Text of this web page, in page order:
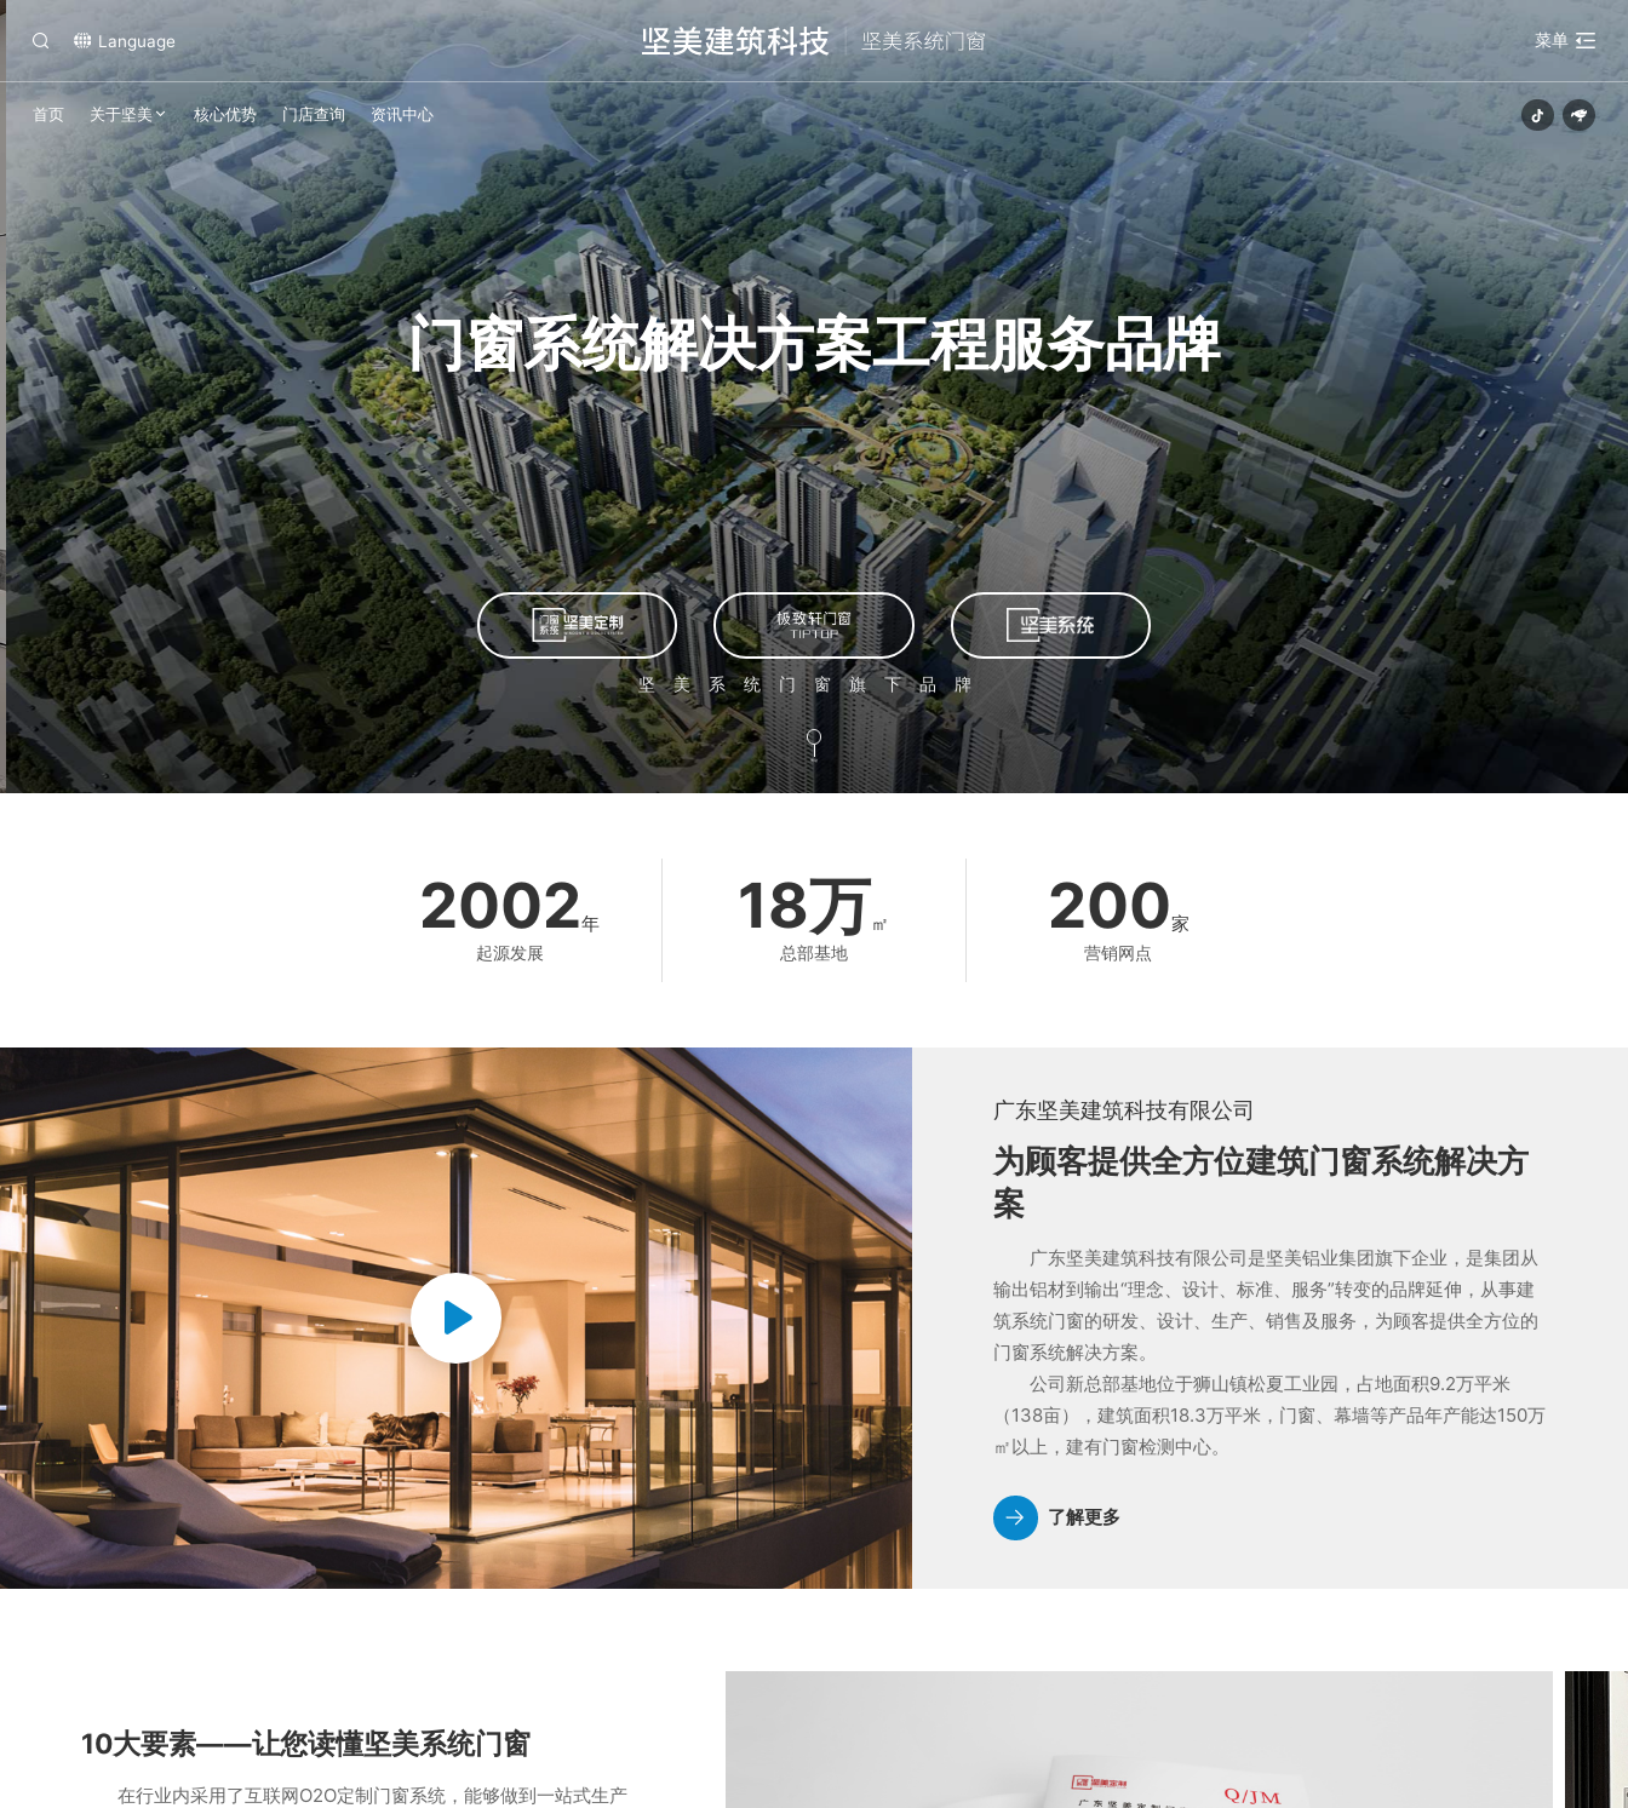
Language 菜单
首页 关于坚美 核心优势 门店查询 资讯中心
门窗系统解决方案工程服务品牌
坚美系统门窗旗下品牌
滑动
2002年
起源发展
18万㎡
总部基地
200家
营销网点
广东坚美建筑科技有限公司
为顾客提供全方位建筑门窗系统解决方
案
广东坚美建筑科技有限公司是坚美铝业集团旗下企业，是集团从
输出铝材到输出“理念、设计、标准、服务”转变的品牌延伸，从事建
筑系统门窗的研发、设计、生产、销售及服务，为顾客提供全方位的
门窗系统解决方案。
公司新总部基地位于狮山镇松夏工业园，占地面积9.2万平米
（138亩），建筑面积18.3万平米，门窗、幕墙等产品年产能达150万
㎡以上，建有门窗检测中心。
了解更多
10大要素——让您读懂坚美系统门窗
在行业内采用了互联网O2O定制门窗系统，能够做到一站式生产